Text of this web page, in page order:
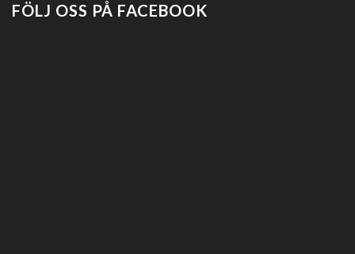
FÖLJ OSS PÅ FACEBOOK